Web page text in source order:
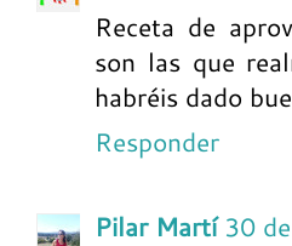
Receta de
son las que
habréis dado
Responder
Pilar Martí 30